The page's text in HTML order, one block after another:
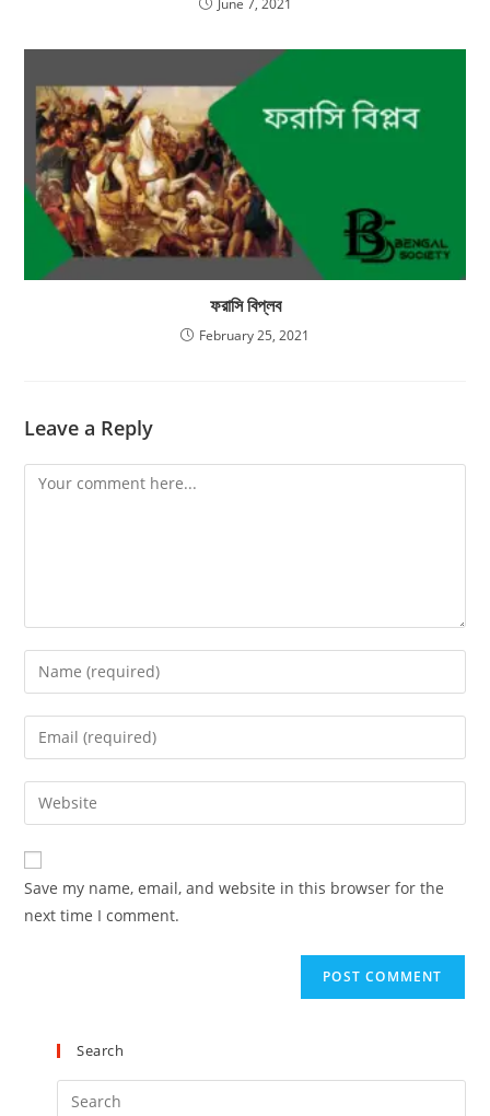
ফরাসি বিপ্লব
February 25, 2021
Leave a Reply
Save my name, email, and website in this browser for the
next time I comment.
Search